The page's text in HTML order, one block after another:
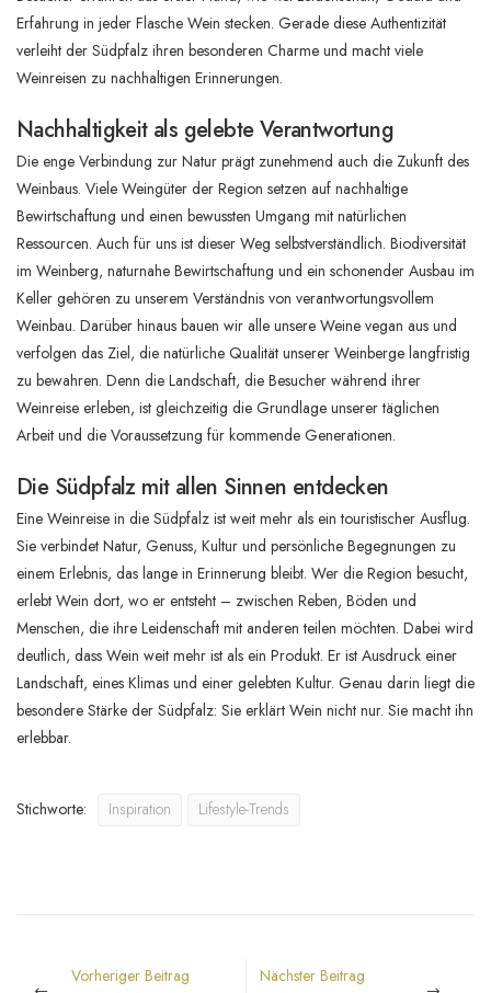
Erfahrung in jeder Flasche Wein stecken. Gerade diese Authentizität
verleiht der Südpfalz ihren besonderen Charme und macht viele
Weinreisen zu nachhaltigen Erinnerungen.
Nachhaltigkeit als gelebte Verantwortung
Die enge Verbindung zur Natur prägt zunehmend auch die Zukunft des
Weinbaus. Viele Weingüter der Region setzen auf nachhaltige
Bewirtschaftung und einen bewussten Umgang mit natürlichen
Ressourcen. Auch für uns ist dieser Weg selbstverständlich. Biodiversität
im Weinberg, naturnahe Bewirtschaftung und ein schonender Ausbau im
Keller gehören zu unserem Verständnis von verantwortungsvollem
Weinbau. Darüber hinaus bauen wir alle unsere Weine vegan aus und
verfolgen das Ziel, die natürliche Qualität unserer Weinberge langfristig
zu bewahren. Denn die Landschaft, die Besucher während ihrer
Weinreise erleben, ist gleichzeitig die Grundlage unserer täglichen
Arbeit und die Voraussetzung für kommende Generationen.
Die Südpfalz mit allen Sinnen entdecken
Eine Weinreise in die Südpfalz ist weit mehr als ein touristischer Ausflug.
Sie verbindet Natur, Genuss, Kultur und persönliche Begegnungen zu
einem Erlebnis, das lange in Erinnerung bleibt. Wer die Region besucht,
erlebt Wein dort, wo er entsteht – zwischen Reben, Böden und
Menschen, die ihre Leidenschaft mit anderen teilen möchten. Dabei wird
deutlich, dass Wein weit mehr ist als ein Produkt. Er ist Ausdruck einer
Landschaft, eines Klimas und einer gelebten Kultur. Genau darin liegt die
besondere Stärke der Südpfalz: Sie erklärt Wein nicht nur. Sie macht ihn
erlebbar.
Stichworte: Inspiration Lifestyle-Trends
Vorheriger Beitrag Nächster Beitrag